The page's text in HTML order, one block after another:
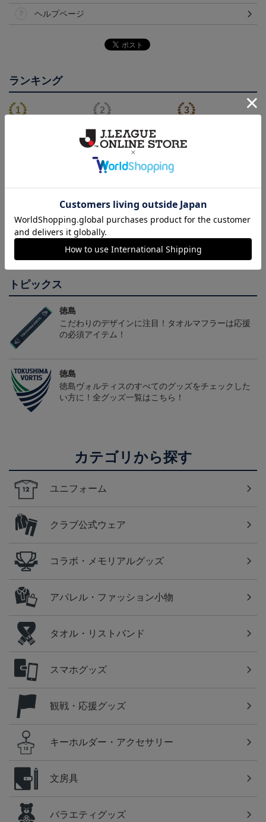
ヘルプページ
ランキング
徳島ヴォルティス ニョ
ロボン タオルマフラー
2,500円
NEW
徳島ヴォルティス ピカ
チュウ タオルマフラー
2,500円
2026/27オーセンティッ
会員特典
トピックス
徳島
こだわりのデザインに注目！タオルマフラーは応援
の必須アイテム！
徳島
徳島ヴォルティスのすべてのグッズをチェックした
い方に！全グッズ一覧はこちら！
カテゴリから探す
ユニフォーム
クラブ公式ウェア
コラボ・メモリアルグッズ
アパレル・ファッション小物
タオル・リストバンド
スマホグッズ
観戦・応援グッズ
キーホルダー・アクセサリー
文房具
バラエティグッズ